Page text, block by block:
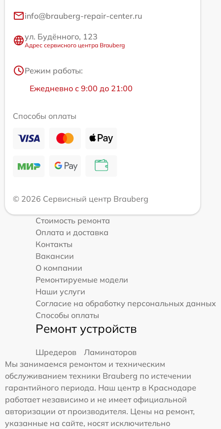
info@brauberg-repair-center.ru
ул. Будённого, 123
Адрес сервисного центра Brauberg
Режим работы:
Ежедневно с 9:00 до 21:00
Способы оплаты
© 2026 Сервисный центр Brauberg
Стоимость ремонта
Оплата и доставка
Контакты
Вакансии
О компании
Ремонтируемые модели
Наши услуги
Согласие на обработку персональных данных
Способы оплаты
Ремонт устройств
Шредеров
Ламинаторов
Мы занимаемся ремонтом и техническим
обслуживанием техники Brauberg по истечении
гарантийного периода. Наш центр в Краснодаре
работает независимо и не имеет официальной
авторизации от производителя. Цены на ремонт,
указанные на сайте, носят исключительно